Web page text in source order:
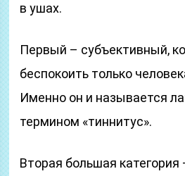
в ушах.
Первый – субъективный,
беспокоить только
Именно он и называется
термином «тиннитус».
Вторая большая